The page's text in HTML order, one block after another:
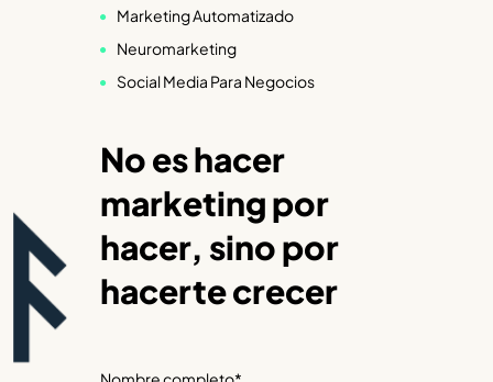
Marketing Automatizado
Neuromarketing
Social Media Para Negocios
No es hacer
marketing por
hacer, sino por
hacerte crecer